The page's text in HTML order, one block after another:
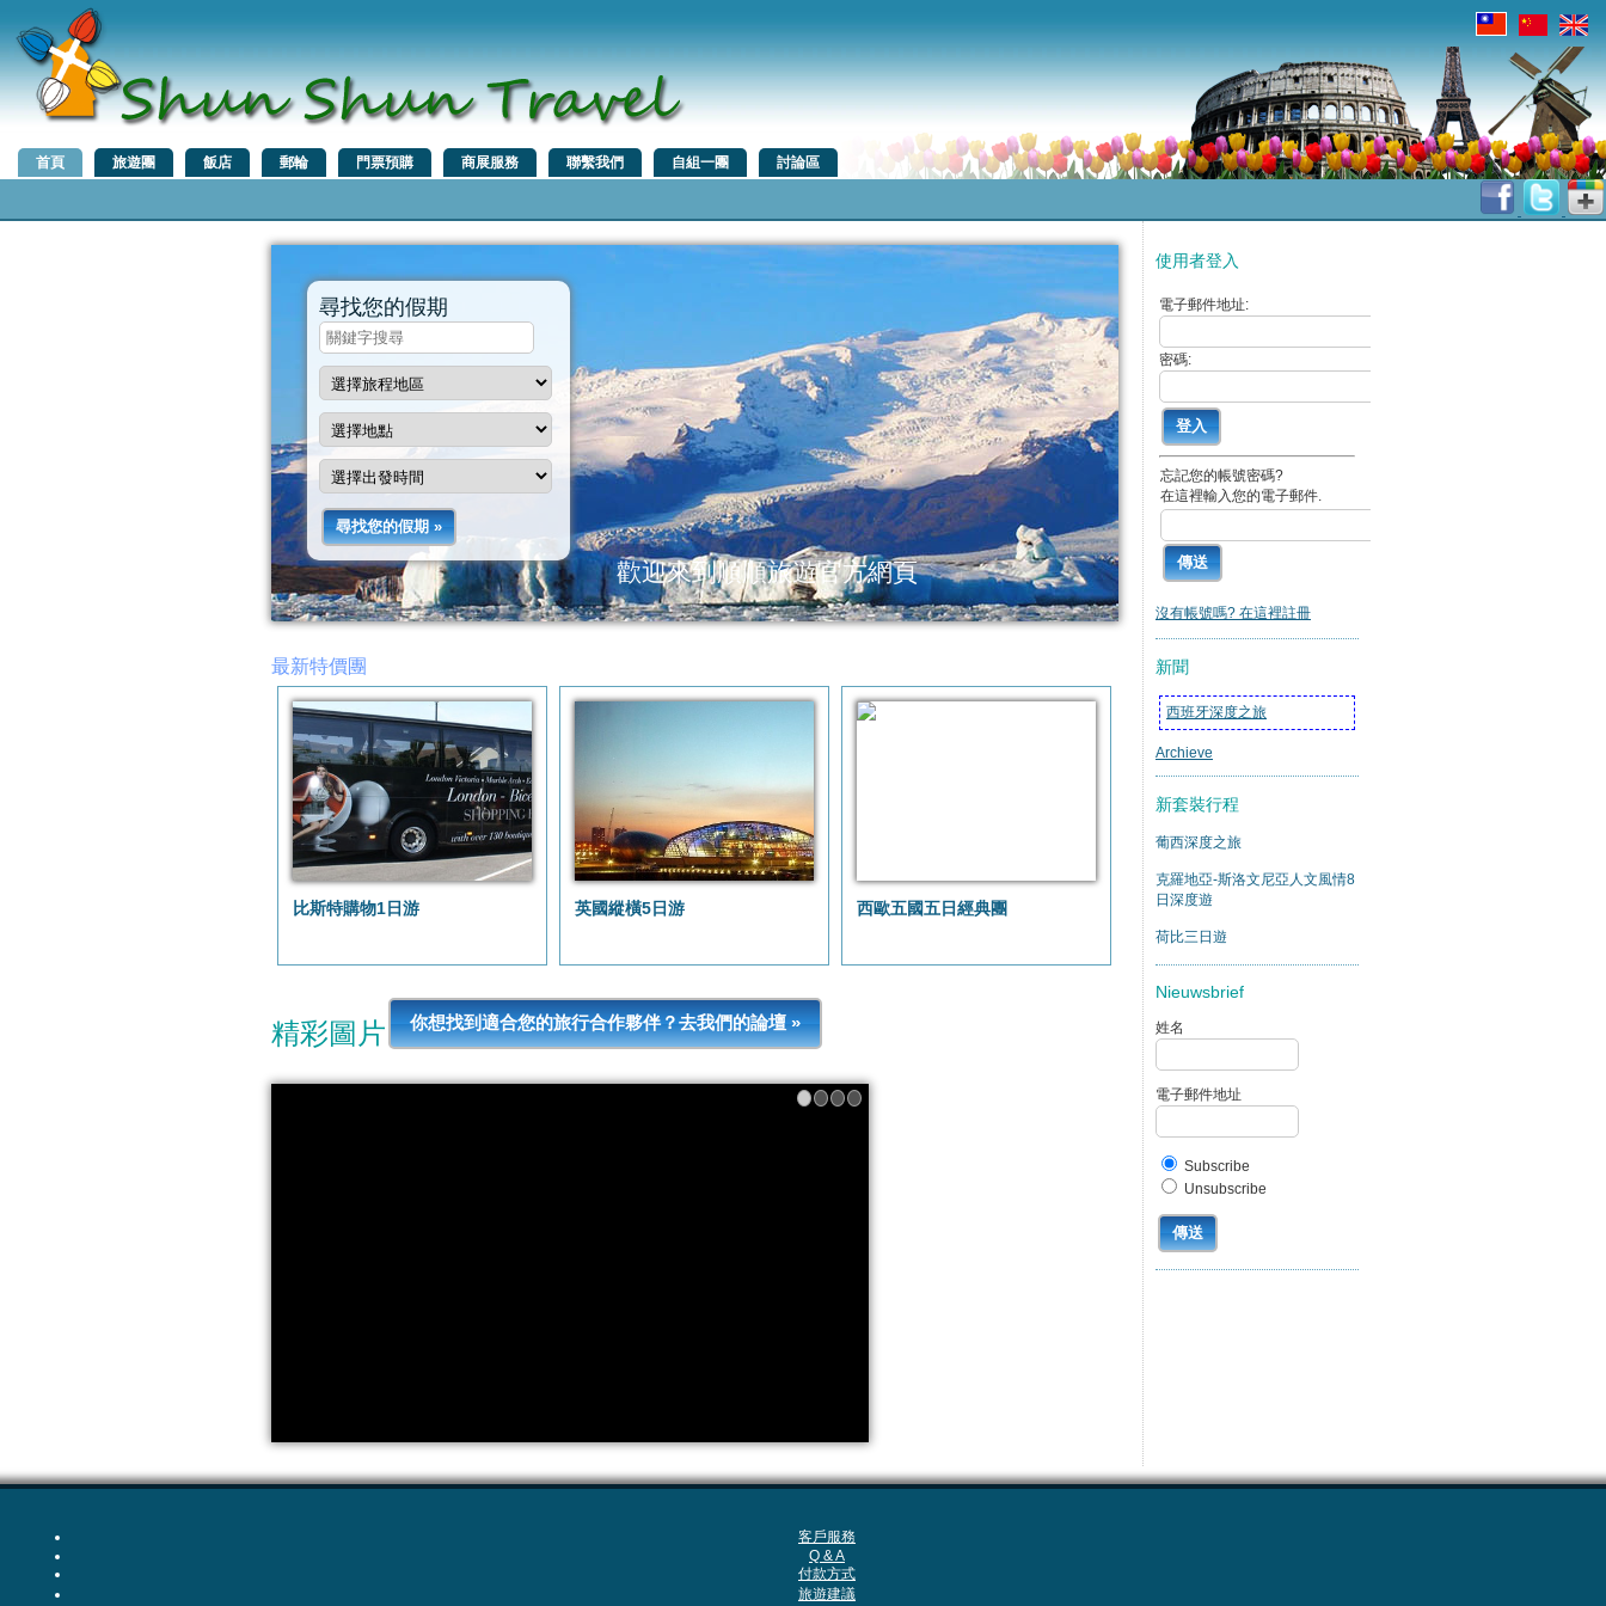
首頁 旅遊團 飯店 郵輪 門票預購 商展服務 聯繫我們 自組一團 討論區
尋找您的假期
歡迎來到順順旅遊官方網頁
最新特價團
比斯特購物1日游 英國縱橫5日游 西歐五國五日經典團
精彩圖片 你想找到適合您的旅行合作夥伴？去我們的論壇 »
使用者登入
電子郵件地址:
密碼:
忘記您的帳號密碼?
在這裡輸入您的電子郵件.
沒有帳號嗎? 在這裡註冊
新聞
西班牙深度之旅
Archieve
新套裝行程
葡西深度之旅
克羅地亞-斯洛文尼亞人文風情8
日深度遊
荷比三日遊
Nieuwsbrief
姓名
電子郵件地址
Subscribe
Unsubscribe
客戶服務
Q & A
付款方式
旅遊建議